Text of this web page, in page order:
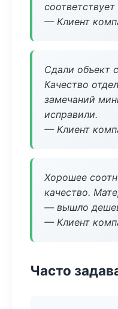
соответствует
— Клиент
Сдали объект
Качество
замечаний
исправили.
— Клиент
Хорошее
качество.
— вышло
— Клиент
Часто